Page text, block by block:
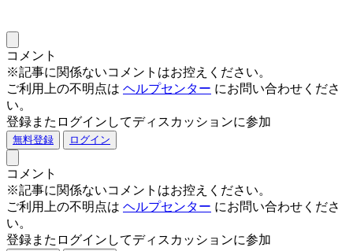
コメント
※記事に関係ないコメントはお控えください。
ご利用上の不明点は ヘルプセンター にお問い合わせくださ
い。
登録またログインしてディスカッションに参加
無料登録 ログイン
コメント
※記事に関係ないコメントはお控えください。
ご利用上の不明点は ヘルプセンター にお問い合わせくださ
い。
登録またログインしてディスカッションに参加